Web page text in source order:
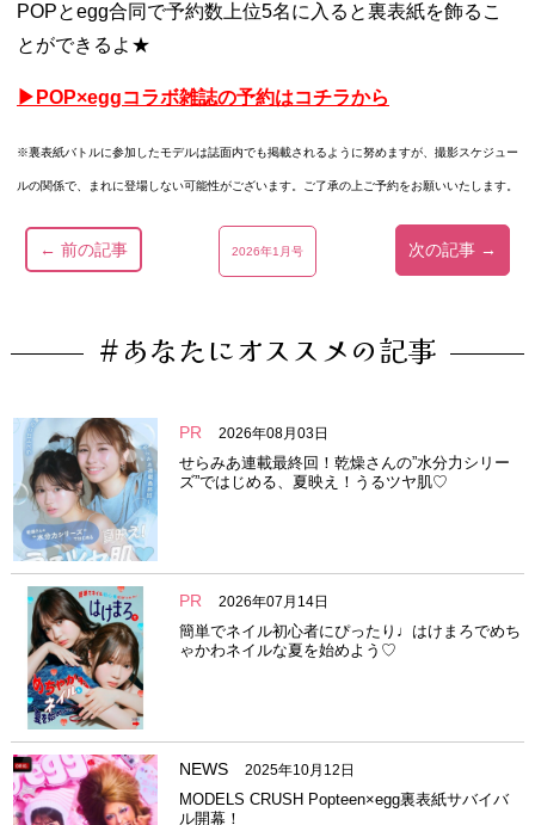
POPとegg合同で予約数上位5名に入ると裏表紙を飾るこ
とができるよ★
▶︎POP×eggコラボ雑誌の予約はコチラから
※裏表紙バトルに参加したモデルは誌面内でも掲載されるように努めますが、 撮影スケジュー
ルの関係で、まれに登場しない可能性がございます。 ご了承の上ご予約をお願いいたします。
← 前の記事 2026年1月号 次の記事 →
#あなたにオススメの記事
PR 2026年08月03日
せらみあ連載最終回！乾燥さんの”水分力シリー
ズ”ではじめる、夏映え！うるツヤ肌♡
PR 2026年07月14日
簡単でネイル初心者にぴったり♩はけまろでめち
ゃかわネイルな夏を始めよう♡
NEWS 2025年10月12日
MODELS CRUSH Popteen×egg裏表紙サバイバ
ル開幕！